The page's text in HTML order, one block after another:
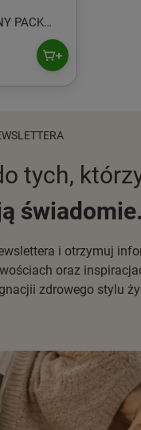
PACK
500ml +
tych,
świadomie.
i otrzymuj
oraz
zdrowego stylu